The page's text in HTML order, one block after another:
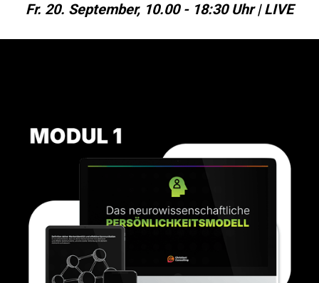
Fr. 20. September, 10.00 - 18:30 Uhr | LIVE